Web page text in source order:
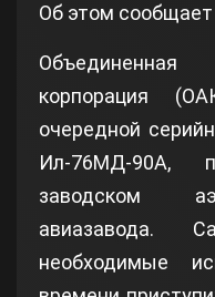
Об этом
корпорация
очередной
Ил-76МД-90А,
заводском
авиазавода.
необходимые